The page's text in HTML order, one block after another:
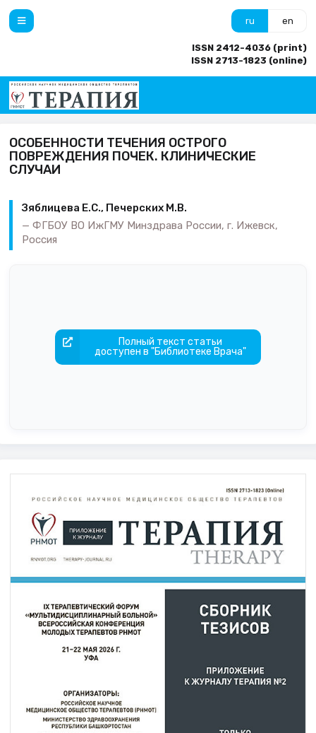
ru en
ISSN 2412-4036 (print)
ISSN 2713-1823 (online)
ОСОБЕННОСТИ ТЕЧЕНИЯ ОСТРОГО
ПОВРЕЖДЕНИЯ ПОЧЕК. КЛИНИЧЕСКИЕ
СЛУЧАИ
Зяблицева Е.С., Печерских М.В.
ФГБОУ ВО ИжГМУ Минздрава России, г. Ижевск,
Россия
Полный текст статьи
доступен в "Библиотеке Врача"